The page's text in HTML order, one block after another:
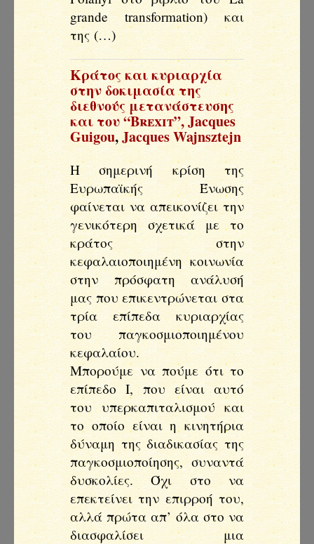
grande transformation) και
της (…)
Κράτος και κυριαρχία
στην δοκιμασία της
διεθνούς μετανάστευσης
και του “Brexit”,Jacques
Guigou,Jacques Wajnsztejn
Η σημερινή κρίση της
Ευρωπαϊκής Ένωσης
φαίνεται να απεικονίζει την
γενικότερη σχετικά με το
κράτος στην
κεφαλαιοποιημένη κοινωνία
στην πρόσφατη ανάλυσή
μας που επικεντρώνεται στα
τρία επίπεδα κυριαρχίας
του παγκοσμιοποιημένου
κεφαλαίου.
Μπορούμε να πούμε ότι το
επίπεδο Ι, που είναι αυτό
του υπερκαπιταλισμού και
το οποίο είναι η κινητήρια
δύναμη της διαδικασίας της
παγκοσμιοποίησης, συναντά
δυσκολίες. Όχι στο να
επεκτείνει την επιρροή του,
αλλά πρώτα απ’ όλα στο να
διασφαλίσει μια